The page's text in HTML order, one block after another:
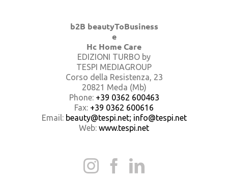
b2B beautyToBusiness
e
Hc Home Care
EDIZIONI TURBO by
TESPI MEDIAGROUP
Corso della Resistenza, 23
20821 Meda (Mb)
Phone: +39 0362 600463
Fax: +39 0362 600616
Email: beauty@tespi.net; info@tespi.net
Web: www.tespi.net